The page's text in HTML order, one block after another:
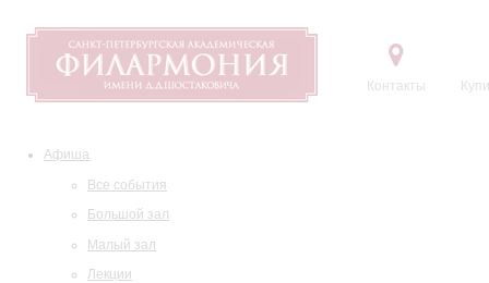
Контакты
Афиша
Все события
Большой зал
Малый зал
Лекции